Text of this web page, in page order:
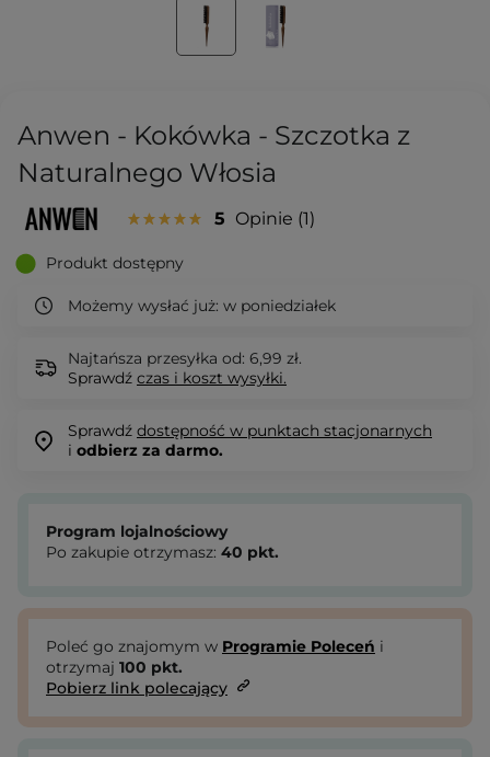
Anwen - Kokówka - Szczotka z
Naturalnego Włosia
5 Opinie 1
Produkt dostępny
Możemy wysłać już: w poniedziałek
Najtańsza przesyłka od: 6,99 zł.
Sprawdź czas i koszt wysyłki.
Sprawdź dostępność w punktach stacjonarnych
i odbierz za darmo.
Program lojalnościowy
Po zakupie otrzymasz: 40 pkt.
Poleć go znajomym w Programie Poleceń i
otrzymaj 100 pkt.
Pobierz link polecający